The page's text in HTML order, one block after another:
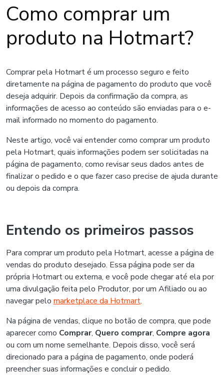
Como comprar um
produto na Hotmart?
Comprar pela Hotmart é um processo seguro e feito
diretamente na página de pagamento do produto que você
deseja adquirir. Depois da confirmação da compra, as
informações de acesso ao conteúdo são enviadas para o e-
mail informado no momento do pagamento.
Neste artigo, você vai entender como comprar um produto
pela Hotmart, quais informações podem ser solicitadas na
página de pagamento, como revisar seus dados antes de
finalizar o pedido e o que fazer caso precise de ajuda durante
ou depois da compra.
Entendo os primeiros passos
Para comprar um produto pela Hotmart, acesse a página de
vendas do produto desejado. Essa página pode ser da
própria Hotmart ou externa, e você pode chegar até ela por
uma divulgação feita pelo Produtor, por um Afiliado ou ao
navegar pelo marketplace da Hotmart.
Na página de vendas, clique no botão de compra, que pode
aparecer como Comprar, Quero comprar, Compre agora
ou com um nome semelhante. Depois disso, você será
direcionado para a página de pagamento, onde poderá
preencher suas informações e concluir o pedido.